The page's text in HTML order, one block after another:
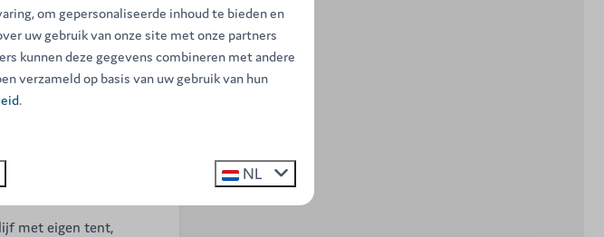
met eigen tent,
om gepersonaliseerde inhoud te bieden en
uw gebruik van onze site met onze partners
kunnen deze gegevens combineren met andere
verzameld op basis van uw gebruik van hun
.
NL